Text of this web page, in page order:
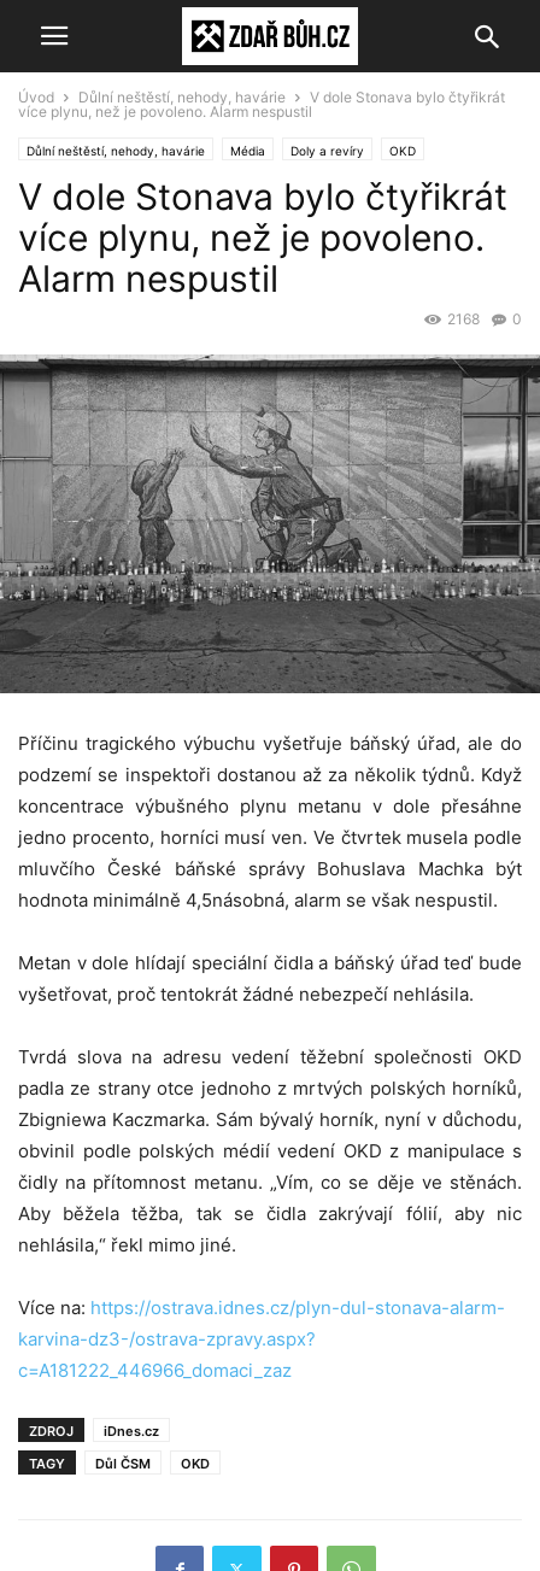
Úvod Důlní neštěstí, nehody, havárie
V dole Stonava bylo čtyřikrát
více plynu, než je povoleno. Alarm nespustil
Důlní neštěstí, nehody, havárie Média Doly a revíry OKD
V dole Stonava bylo čtyřikrát
více plynu, než je povoleno.
Alarm nespustil
0
2168
Příčinu tragického výbuchu vyšetřuje báňský úřad, ale do
podzemí se inspektoři dostanou až za několik týdnů. Když
koncentrace výbušného plynu metanu v dole přesáhne
jedno procento, horníci musí ven. Ve čtvrtek musela podle
mluvčího České báňské správy Bohuslava Machka být
hodnota minimálně 4,5násobná, alarm se však nespustil.
Metan v dole hlídají speciální čidla a báňský úřad teď bude
vyšetřovat, proč tentokrát žádné nebezpečí nehlásila.
Tvrdá slova na adresu vedení těžební společnosti OKD
padla ze strany otce jednoho z mrtvých polských horníků,
Zbigniewa Kaczmarka. Sám bývalý horník, nyní v důchodu,
obvinil podle polských médií vedení OKD z manipulace s
čidly na přítomnost metanu. „Vím, co se děje ve stěnách.
Aby běžela těžba, tak se čidla zakrývají fólií, aby nic
nehlásila,“ řekl mimo jiné.
Více na: https://ostrava.idnes.cz/plyn-dul-stonava-alarm-
karvina-dz3-/ostrava-zpravy.aspx?
c=A181222_446966_domaci_zaz
ZDROJ
iDnes.cz
TAGY
Důl ČSM OKD